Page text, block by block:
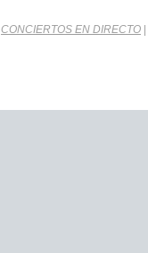
CONCIERTOS EN DIRECTO